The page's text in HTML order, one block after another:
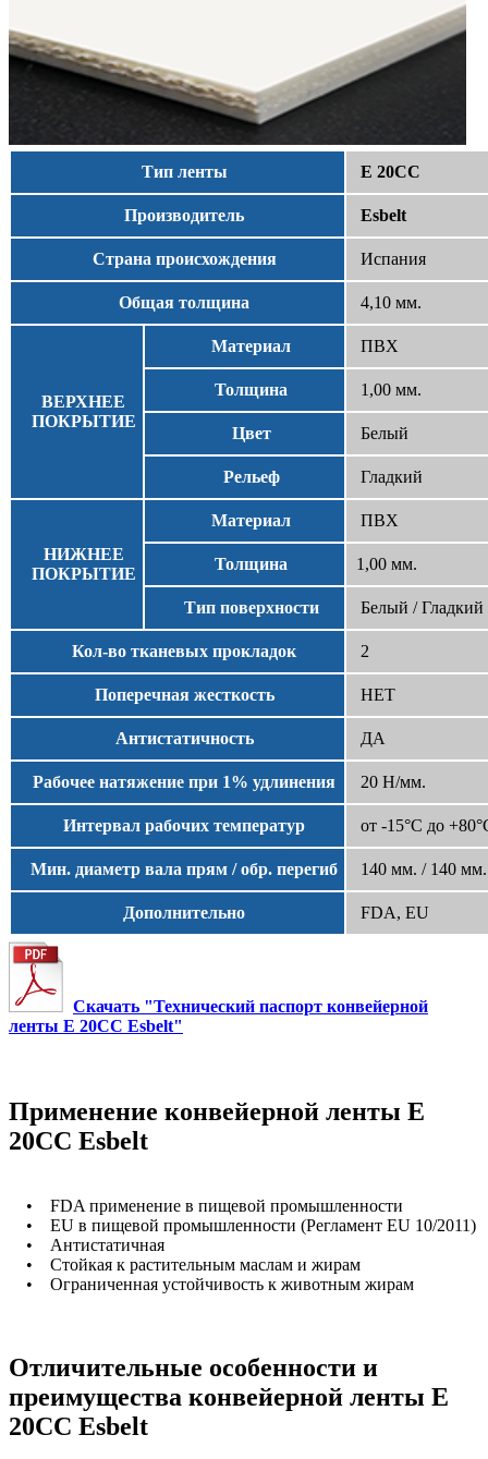
Тип ленты E 20CC
Производитель Esbelt
Страна происхождения Испания
Общая толщина 4,10 мм.
ВЕРХНЕЕ
ПОКРЫТИЕ
Материал ПВХ
Толщина 1,00 мм.
Цвет Белый
Рельеф Гладкий
НИЖНЕЕ
ПОКРЫТИЕ
Материал ПВХ
Толщина 1,00 мм.
Тип поверхности Белый / Гладкий
Кол-во тканевых прокладок 2
Поперечная жесткость НЕТ
Антистатичность ДА
Рабочее натяжение при 1% удлинения 20 Н/мм.
Интервал рабочих температур от -15°С до
Мин. диаметр вала прям / обр. перегиб 140 мм. / 140 мм.
Дополнительно FDA, EU
Скачать "Технический паспорт конвейерной
ленты E 20CC Esbelt"
Применение конвейерной ленты E
20CC Esbelt
• FDA применение в пищевой промышленности
• EU в пищевой промышленности (Регламент EU 10/2011)
• Антистатичная
• Стойкая к растительным маслам и жирам
• Ограниченная устойчивость к животным жирам
Отличительные особенности и
преимущества конвейерной ленты E
20CC Esbelt